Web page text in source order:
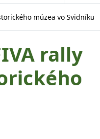
múzea vo Svidníku
rally